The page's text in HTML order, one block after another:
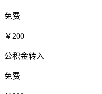
免费
￥200
公积金转入
免费